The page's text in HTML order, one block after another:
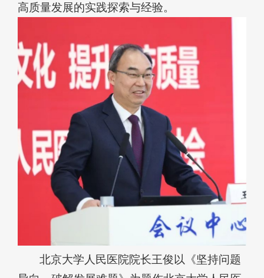
高质量发展的实践探索与经验。
北京大学人民医院院长王俊以《坚持问题